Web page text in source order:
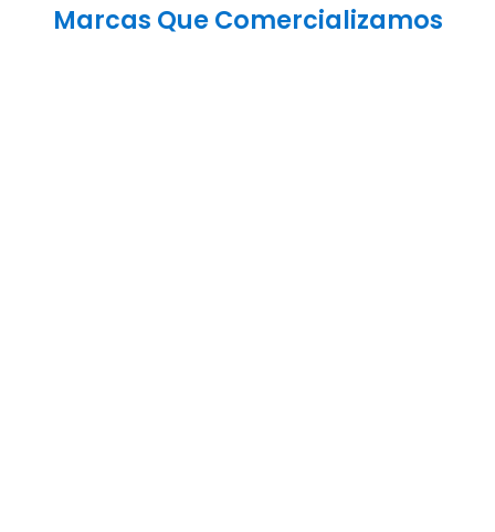
Marcas Que Comercializamos